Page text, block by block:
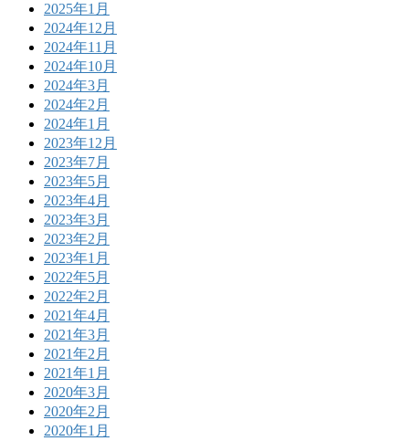
2025年1月
2024年12月
2024年11月
2024年10月
2024年3月
2024年2月
2024年1月
2023年12月
2023年7月
2023年5月
2023年4月
2023年3月
2023年2月
2023年1月
2022年5月
2022年2月
2021年4月
2021年3月
2021年2月
2021年1月
2020年3月
2020年2月
2020年1月